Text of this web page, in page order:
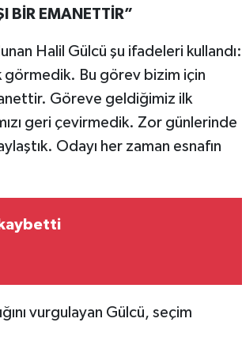
BİR EMANETTİR”
Halil Gülcü şu ifadeleri kullandı:
görmedik. Bu görev bizim için
Göreve geldiğimiz ilk
geri çevirmedik. Zor günlerinde
Odayı her zaman esnafın
kaybetti
vurgulayan Gülcü, seçim